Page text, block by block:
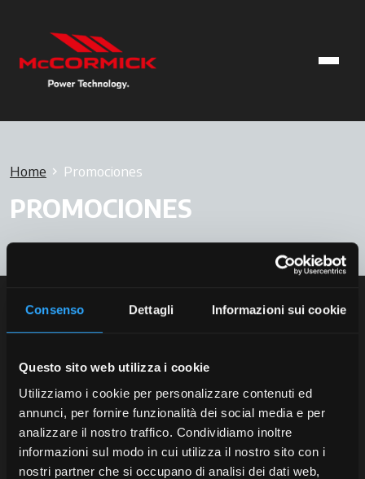
Consenso Dettagli Informazioni sui cookie
Questo sito web utilizza i cookie
Utilizziamo i cookie per personalizzare contenuti ed
annunci, per fornire funzionalità dei social media e per
analizzare il nostro traffico. Condividiamo inoltre
informazioni sul modo in cui utilizza il nostro sito con i
nostri partner che si occupano di analisi dei dati web,
Home Promociones
PROMOCIONES
Póngase en contacto con su
concesionario para descubrir las
promociones reservadas para
usted.